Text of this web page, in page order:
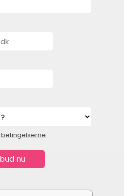
betingelserne